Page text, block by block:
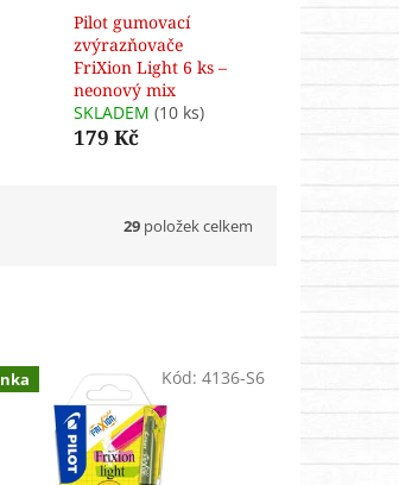
Pilot gumovací
zvýrazňovače
FriXion Light 6 ks –
neonový mix
SKLADEM (10 ks)
179 Kč
29 položek celkem
Kód: 4136-S6